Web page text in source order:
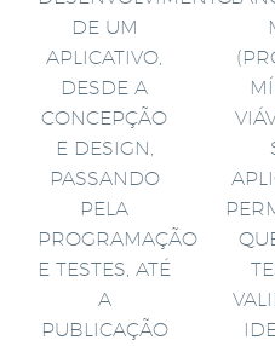
DE UM
APLICATIVO,
DESDE A
CONCEPÇÃO
E DESIGN,
PASSANDO
PELA
PROGRAMAÇÃO
E TESTES, ATÉ
A
PUBLICAÇÃO